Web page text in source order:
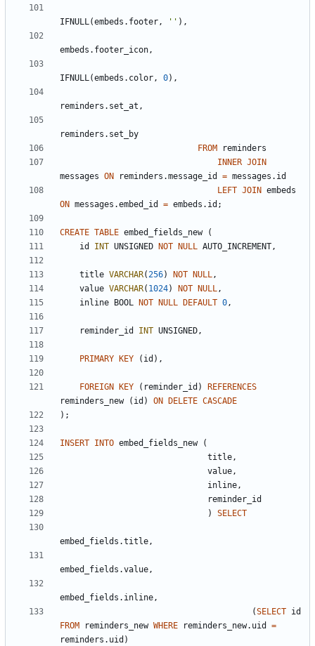
IFNULL(embeds . footer, ' ' ) ,
embeds . footer_icon,
IFNULL(embeds . color, 0) ,
reminders . set_at ,
reminders . set_by
FROM
reminders
INNER JOIN
messages ON reminders .message_id = messages . id
LEFT JOIN embeds
ON messages .embed_id = embeds . id ;
CREATE TABLE embed_fields_new
(
id
INT UNSIGNED NOT NULL AUTO_INCREMENT,
title VARCHAR(256) NOT NULL,
value VARCHAR( 1024) NOT NULL,
inline
BOOL NOT NULL DEFAULT 0,
reminder_id INT UNSIGNED,
PRIMARY KEY ( id ) ,
FOREIGN KEY ( reminder_id )
REFERENCES
reminders_new
( id ) ON DELETE CASCADE
) ;
INSERT INTO embed_fields_new
(
title,
value,
inline,
reminder_id
)
SELECT
embed_fields .title,
embed_fields .value,
embed_fields . inline,
(SELECT id
FROM
reminders_new WHERE reminders_new. uid
=
reminders . uid )